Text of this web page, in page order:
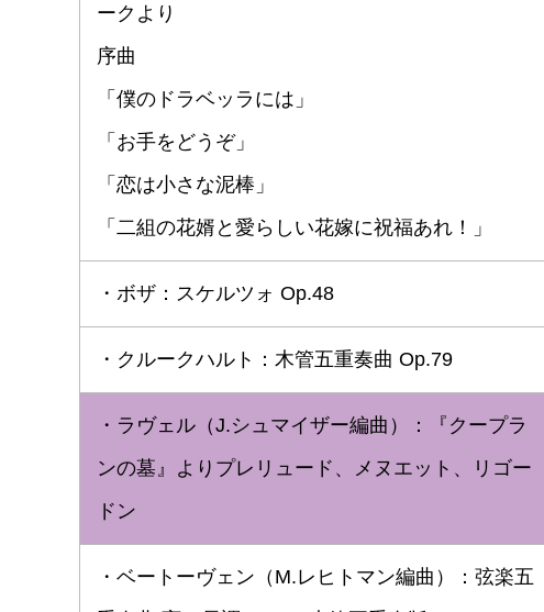
ークより
序曲
「僕のドラベッラには」
「お手をどうぞ」
「恋は小さな泥棒」
「二組の花婿と愛らしい花嫁に祝福あれ！」
・ボザ：スケルツォ Op.48
・クルークハルト：木管五重奏曲 Op.79
・ラヴェル（J.シュマイザー編曲）：『クープラ
ンの墓』よりプレリュード、メヌエット、リゴー
ドン
・ベートーヴェン（M.レヒトマン編曲）：弦楽五